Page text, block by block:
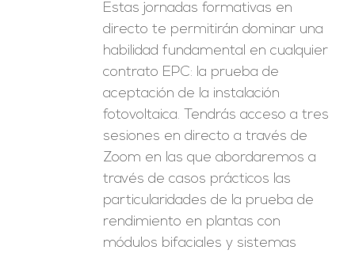
Estas jornadas formativas en
directo te permitirán dominar una
habilidad fundamental en cualquier
contrato EPC: la prueba de
aceptación de la instalación
fotovoltaica. Tendrás acceso a tres
sesiones en directo a través de
Zoom en las que abordaremos a
través de casos prácticos las
particularidades de la prueba de
rendimiento en plantas con
módulos bifaciales y sistemas